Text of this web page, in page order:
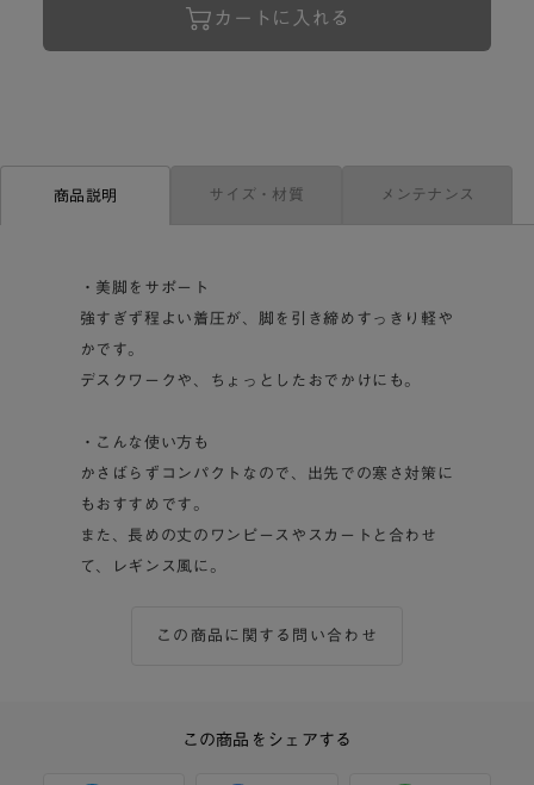
カートに入れる
商品説明 サイズ・材質 メンテナンス
・美脚をサポート
強すぎず程よい着圧が、脚を引き締めすっきり軽や
かです。
デスクワークや、ちょっとしたおでかけにも。
・こんな使い方も
かさばらずコンパクトなので、出先での寒さ対策に
もおすすめです。
また、長めの丈のワンピースやスカートと合わせ
て、レギンス風に。
この商品に関する問い合わせ
この商品をシェアする